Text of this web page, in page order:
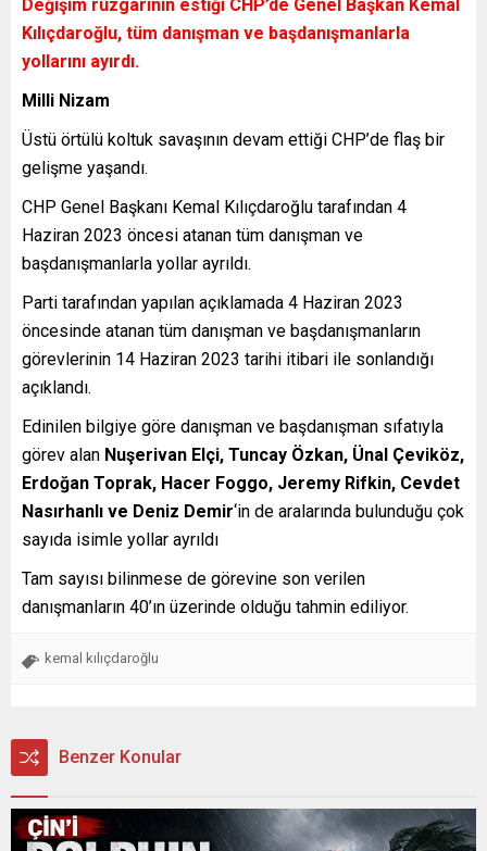
Değişim rüzgarının estiği CHP’de Genel Başkan Kemal
Kılıçdaroğlu, tüm danışman ve başdanışmanlarla
yollarını ayırdı.
Milli Nizam
Üstü örtülü koltuk savaşının devam ettiği CHP’de flaş bir
gelişme yaşandı.
CHP Genel Başkanı Kemal Kılıçdaroğlu tarafından 4
Haziran 2023 öncesi atanan tüm danışman ve
başdanışmanlarla yollar ayrıldı.
Parti tarafından yapılan açıklamada 4 Haziran 2023
öncesinde atanan tüm danışman ve başdanışmanların
görevlerinin 14 Haziran 2023 tarihi itibari ile sonlandığı
açıklandı.
Edinilen bilgiye göre danışman ve başdanışman sıfatıyla
görev alan Nuşerivan Elçi, Tuncay Özkan, Ünal Çeviköz,
Erdoğan Toprak, Hacer Foggo, Jeremy Rifkin, Cevdet
Nasırhanlı ve Deniz Demir‘in de aralarında bulunduğu çok
sayıda isimle yollar ayrıldı
Tam sayısı bilinmese de görevine son verilen
danışmanların 40’ın üzerinde olduğu tahmin ediliyor.
kemal kılıçdaroğlu
Benzer Konular